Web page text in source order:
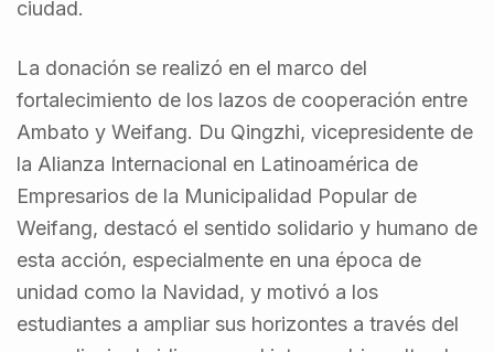
ciudad.
La donación se realizó en el marco del
fortalecimiento de los lazos de cooperación entre
Ambato y Weifang. Du Qingzhi, vicepresidente de
la Alianza Internacional en Latinoamérica de
Empresarios de la Municipalidad Popular de
Weifang, destacó el sentido solidario y humano de
esta acción, especialmente en una época de
unidad como la Navidad, y motivó a los
estudiantes a ampliar sus horizontes a través del